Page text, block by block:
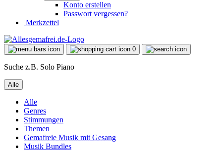
Konto erstellen
Passwort vergessen?
Merkzettel
0
Suche z.B. Solo Piano
Alle
Alle
Genres
Stimmungen
Themen
Gemafreie Musik mit Gesang
Musik Bundles